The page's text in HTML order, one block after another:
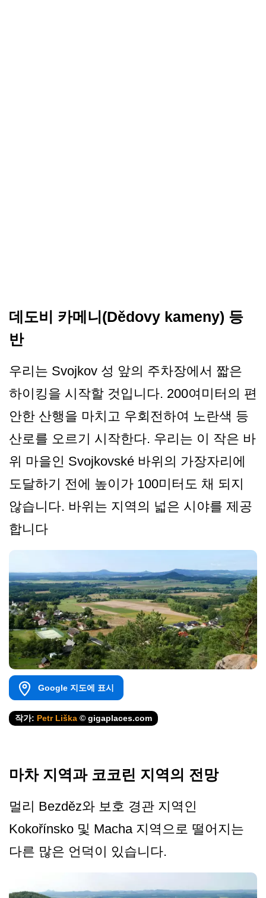
데도비 카메니(Dědovy kameny) 등
반
우리는 Svojkov 성 앞의 주차장에서 짧은
하이킹을 시작할 것입니다. 200여미터의 편
안한 산행을 마치고 우회전하여 노란색 등
산로를 오르기 시작한다. 우리는 이 작은 바
위 마을인 Svojkovské 바위의 가장자리에
도달하기 전에 높이가 100미터도 채 되지
않습니다. 바위는 지역의 넓은 시야를 제공
합니다
Google 지도에 표시
작가: Petr Liška © gigaplaces.com
마차 지역과 코코린 지역의 전망
멀리 Bezděz와 보호 경관 지역인
Kokořínsko 및 Macha 지역으로 떨어지는
다른 많은 언덕이 있습니다.